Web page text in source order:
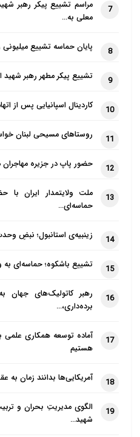
فرد با دین و تکنولوژی
بگذارند، ازجمله:
نوع دین و مذهب
ارزش‌ها و باورهای فردی
زمینه فرهنگی و
بنابراین، نمی‌توان با
پیچیده‌ای است که به عوامل
گردآوری: تحریریه ادیان نیوز
7
مراسم تشییع پیکر رهبر
معلی به…
8 پایان حماسه تشییع
9 تشییع پیکر مطهر رهبر شهید
10 کاردینال اسپانیایی پس از
11 روستاهای مسیحی لبنان
12 حضور پاپ در جزیره مهاجران
13
ملت ولایتمدار ایران با
حماسه‌ای…
14 زینبیه‌ی استانبول؛ نبضِ
15 تشییع باشکوه؛ حماسه‌ای
16
رهبر کاتولیک‌های جهان
برده‌داری،…
17
آماده توسعه همکاری علمی
هستیم
18 آمریکایی‌ها بدانند زمان
19
الگوی مدیریتِ بحران و
شهید…